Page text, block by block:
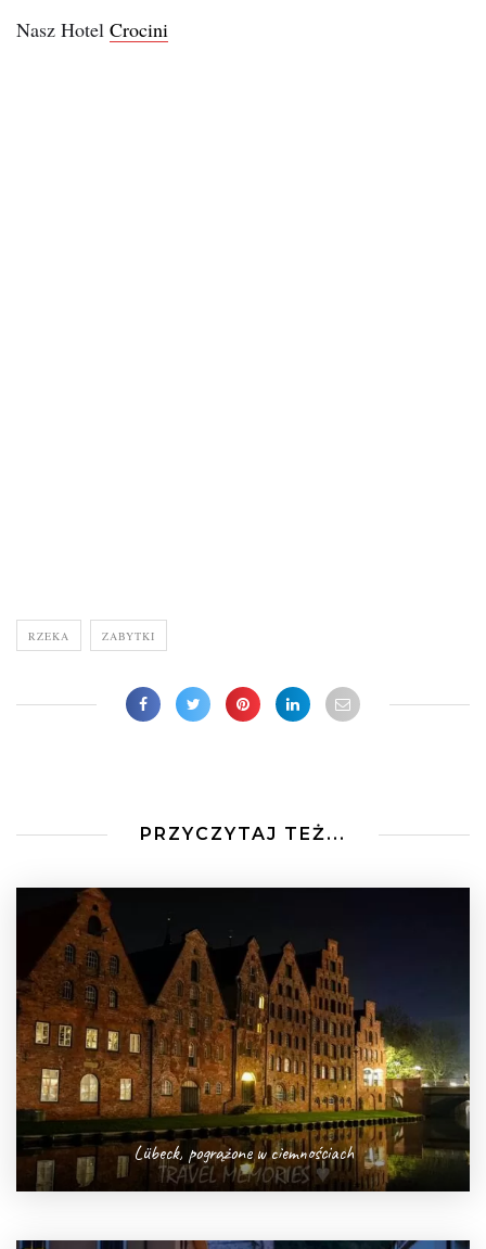
Nasz Hotel Crocini
RZEKA ZABYTKI
PRZYCZYTAJ TEŻ...
Lübeck, pogrążone w ciemnościach